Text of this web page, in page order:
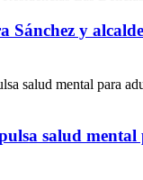
Sánchez y
salud mental